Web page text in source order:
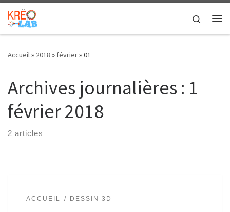
Skip to content
Search
Accueil» 2018 » février»01
Archives journalières : 1
février 2018
2 articles
ACCUEIL DESSIN 3D